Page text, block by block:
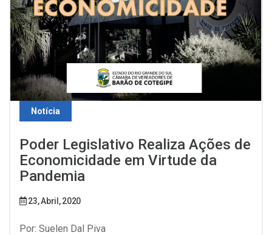
Notícia
Poder Legislativo Realiza Ações de
Economicidade em Virtude da
Pandemia
23, Abril, 2020
Por: Suelen Dal Piva